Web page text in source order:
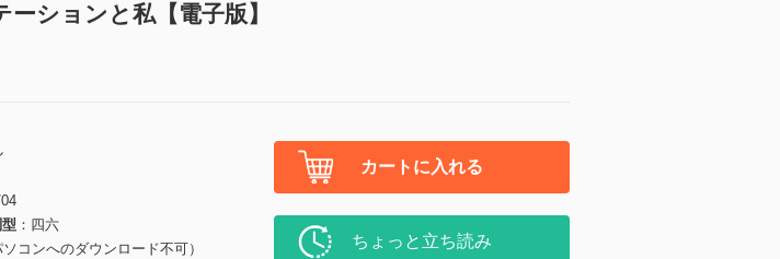
ションと私【電子版】
四六
コンへのダウンロード不可）
カートに入れる
ちょっと立ち読み